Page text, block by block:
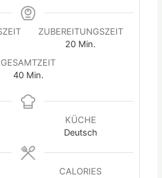
ZUBEREITUNGSZEIT
20 Min.
GESAMTZEIT
40 Min.
KÜCHE
Deutsch
CALORIES